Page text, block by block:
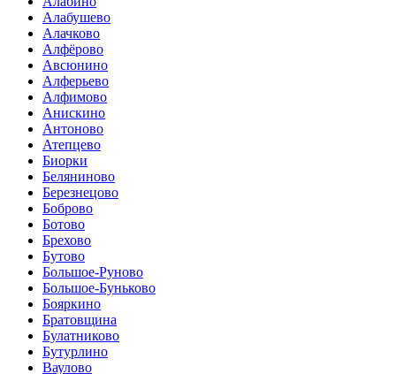
Алабушево
Алачково
Алфёрово
Авсюнино
Алферьево
Алфимово
Анискино
Антоново
Атепцево
Биорки
Беляниново
Березнецово
Боброво
Ботово
Брехово
Бутово
Большое-Руново
Большое-Буньково
Бояркино
Братовщина
Булатниково
Бутурлино
Ваулово